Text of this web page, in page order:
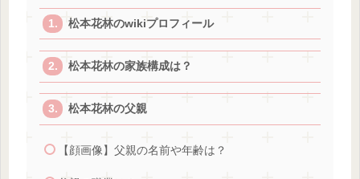
松本花林のwikiプロフィール
松本花林の家族構成は？
松本花林の父親
【顔画像】父親の名前や年齢は？